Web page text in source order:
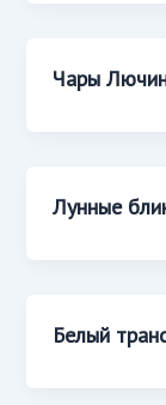
Чары
Лунные
Белый